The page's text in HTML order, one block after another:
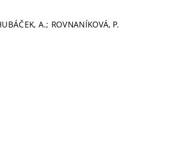
A.; ROVNANÍKOVÁ, P.